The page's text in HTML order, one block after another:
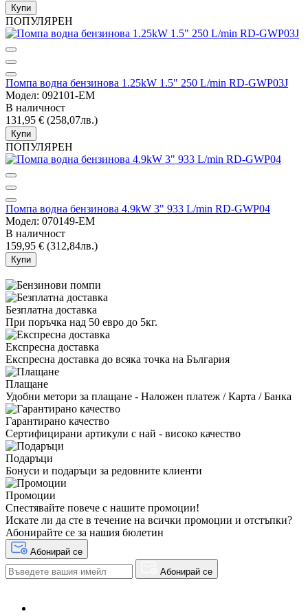
Купи
ПОПУЛЯРЕН
Помпа водна бензинова 1.25kW 1.5" 250 L/min RD-GWP03J
Модел: 092101-EM
В наличност
131,95 € (258,07лв.)
Купи
ПОПУЛЯРЕН
Помпа водна бензинова 4.9kW 3" 933 L/min RD-GWP04
Модел: 070149-EM
В наличност
159,95 € (312,84лв.)
Купи
Безплатна доставка
При поръчка над 50 евро до 5кг.
Експресна доставка
Експресна доставка до всяка точка на България
Плащане
Удобни метори за плащане - Наложен платеж / Карта / Банка
Гарантирано качество
Сертифицирани артикули с най - високо качество
Подаръци
Бонуси и подаръци за редовните клиенти
Промоции
Спестявайте повече с нашите промоции!
Искате ли да сте в течение на всички промоции и отстъпки?
Абонирайте се за нашия бюлетин
Абонирай се
Абонирай се